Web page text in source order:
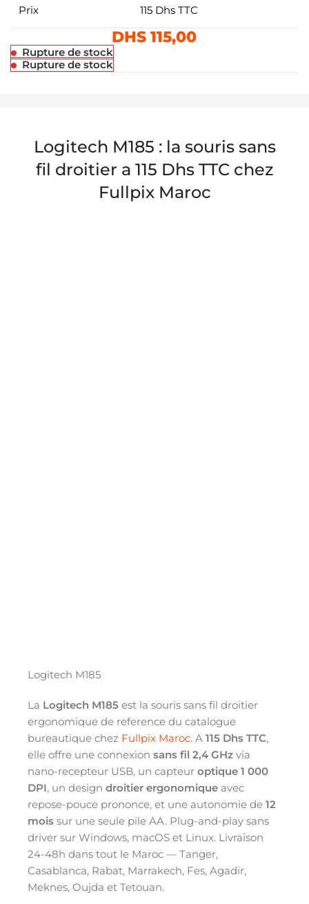
Prix 115 Dhs TTC
DHS 115,00
Rupture de stock
Rupture de stock
Logitech M185 : la souris sans
fil droitier a 115 Dhs TTC chez
Fullpix Maroc
Logitech M185
La Logitech M185 est la souris sans fil droitier
ergonomique de reference du catalogue
bureautique chez Fullpix Maroc. A 115 Dhs TTC,
elle offre une connexion sans fil 2,4 GHz via
nano-recepteur USB, un capteur optique 1 000
DPI, un design droitier ergonomique avec
repose-pouce prononce, et une autonomie de 12
mois sur une seule pile AA. Plug-and-play sans
driver sur Windows, macOS et Linux. Livraison
24-48h dans tout le Maroc — Tanger,
Casablanca, Rabat, Marrakech, Fes, Agadir,
Meknes, Oujda et Tetouan.